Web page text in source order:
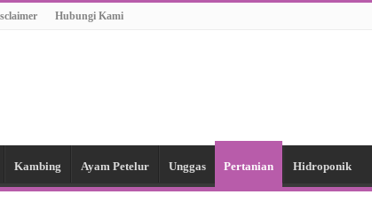
Hubungi Kami
Kambing Ayam Petelur Unggas Pertanian Hidroponik